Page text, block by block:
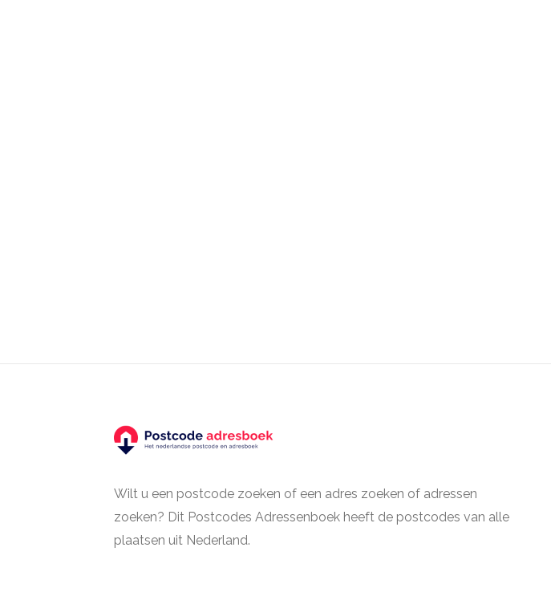
Wilt u een postcode zoeken of een adres zoeken of adressen
zoeken? Dit Postcodes Adressenboek heeft de postcodes van alle
plaatsen uit Nederland.